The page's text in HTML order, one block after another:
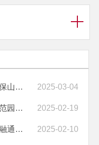
保山市自然资源和规划局关于保山中医药高等专科学校直属附属医院建设项... 2025-03-04
保山工贸园区绿色载能产业示范园腾冲10GW单晶硅棒标准厂房及附属设施建... 2025-02-19
保山市自然资源和规划局关于融通地产（云南）有限责任公司14号地临时建... 2025-02-10